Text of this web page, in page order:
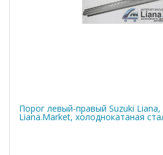
Порог левый-правый Suzuki
Liana.Market, холоднокатаная